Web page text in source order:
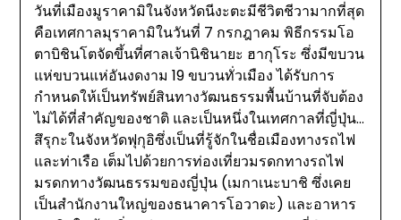
วันที่เมืองมูราคามิในจังหวัดนีงะตะมีชีวิตชีวามากที่สุด
คือเทศกาลมุราคามิในวันที่ 7 กรกฎาคม พิธีกรรมโอ
ตาบิชินโตจัดขึ้นที่ศาลเจ้านิชินายะ ฮากุโระ ซึ่งมีขบวน
แห่ขบวนแห่อันงดงาม 19 ขบวนทั่วเมือง ได้รับการ
กำหนดให้เป็นทรัพย์สินทางวัฒนธรรมพื้นบ้านที่จับต้อง
ไม่ได้ที่สำคัญของชาติ และเป็นหนึ่งในเทศกาลที่ญี่ปุ่น…
สึรุกะในจังหวัดฟุกุอิซึ่งเป็นที่รู้จักในชื่อเมืองทางรถไฟ
และท่าเรือ เต็มไปด้วยการท่องเที่ยวมรดกทางรถไฟ
มรดกทางวัฒนธรรมของญี่ปุ่น (เมกาเนะบาชิ ซึ่งเคย
เป็นสำนักงานใหญ่ของธนาคารโอวาดะ) และอาหาร